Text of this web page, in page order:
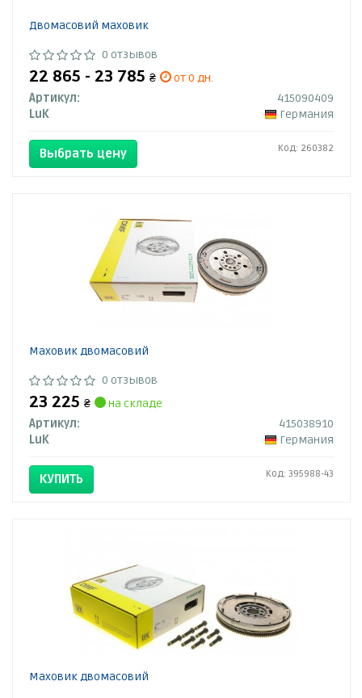
Двомасовий маховик
0 отзывов
22 865 - 23 785 ₴
от 0 дн.
Артикул:
415090409
LuK
Германия
Выбрать цену Код: 260382
Маховик двомасовий
0 отзывов
23 225 ₴
на складе
Артикул:
415038910
LuK
Германия
КУПИТЬ Код: 395988-43
Маховик двомасовий